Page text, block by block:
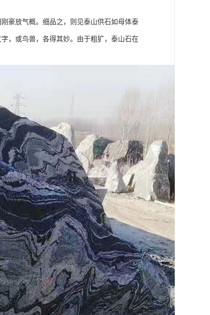
豪放气概。细品之，则见泰山供石如母体泰
，或鸟兽，各得其妙。由于粗犷，泰山石在